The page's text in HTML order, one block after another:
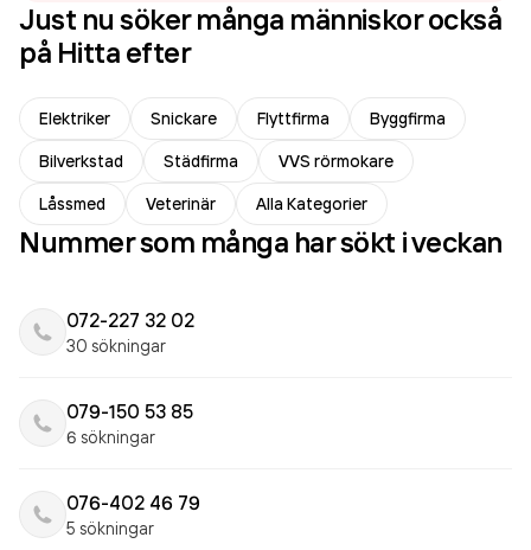
Just nu söker många människor också
på Hitta efter
Elektriker Snickare Flyttfirma
Byggfirma
Bilverkstad
Städfirma
VVS rörmokare
Låssmed
Veterinär Alla Kategorier
Nummer som många har sökt i veckan
072-227 32 02
30 sökningar
079-150 53 85
6 sökningar
076-402 46 79
5 sökningar